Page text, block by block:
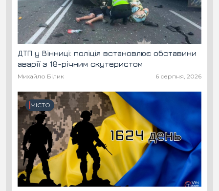
ДТП у Вінниці: поліція встановлює обставини
аварії з 18-річним скутеристом
Михайло Білик 6 серпня, 2026
МІСТО